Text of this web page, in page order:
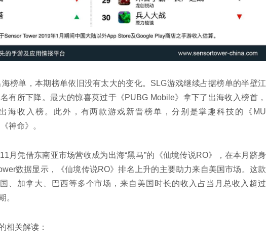
榜单，本期榜单依旧没有太大的变化。SLG游戏继续占据榜单的半壁江
有所下降。最大的惊喜莫过于《PUBG Mobile》拿下了出海收入榜首，
海收入榜。此外，有两款游戏新晋榜单，分别是掌趣科技的《MU
神命》。
月凭借东南亚市场营收成为出海“黑马”的《仙境传说RO》，在本月跻身
数据显示，《仙境传说RO》排名上升的主要助力来自美国市场。这款
、加拿大、巴西等多个市场，来自美国时长的收入占当月总收入超过
。
相关解读：